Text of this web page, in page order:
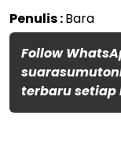
Penulis :Bara
Follow
terbaru setiap